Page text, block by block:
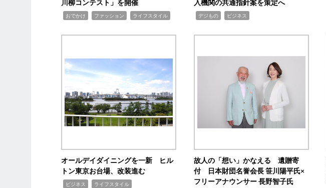
川柳コンテスト」を開催
おでかけ ファッション ライフスタイル
入機関の共通指針案を策定へ
デジもの ビジネス
オールデイダイニングを一新 ヒル
トン東京お台場、改装進む
ビジネス ライフスタイル
故人の「想い」かなえる 遺贈寄
付 日本財団名誉会長 笹川陽平氏×
フリーアナウンサー 長野智子氏